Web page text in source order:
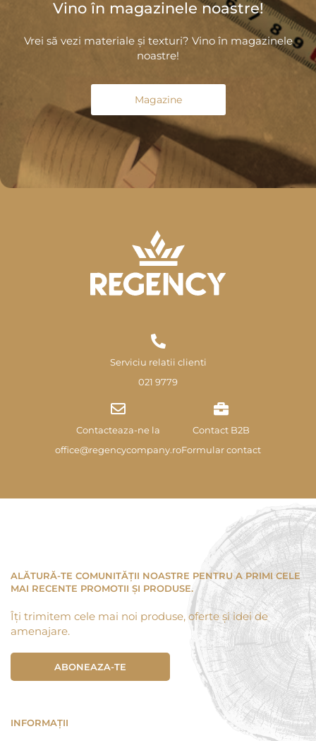
Vino în magazinele noastre!
Vrei să vezi materiale și texturi? Vino în magazinele
noastre!
Magazine
Serviciu relatii clienti
021 9779
Contacteaza-ne la
office@regencycompany.ro
Contact B2B
Formular contact
ALĂTURĂ-TE COMUNITĂȚII NOASTRE PENTRU A PRIMI CELE
MAI RECENTE PROMOTII ȘI PRODUSE.
Îți trimitem cele mai noi produse, oferte și idei de
amenajare.
ABONEAZA-TE
INFORMAȚII